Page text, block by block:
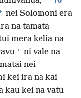
nei Solomoni era
na tamata
mera kelia na
+ ni vale na
nei
kei ira na kai
kau kei na vatu